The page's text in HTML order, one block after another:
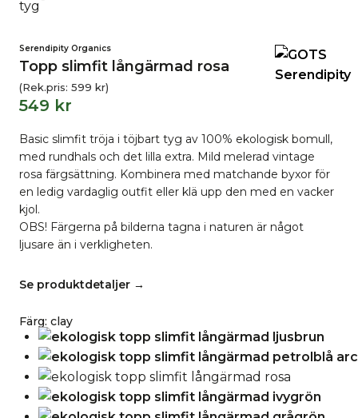
Serendipity Organics
Topp slimfit långärmad rosa
(Rek.pris: 599 kr)
549 kr
Basic slimfit tröja i töjbart tyg av 100% ekologisk bomull,
med rundhals och det lilla extra. Mild melerad vintage
rosa färgsättning. Kombinera med matchande byxor för
en ledig vardaglig outfit eller klä upp den med en vacker
kjol.
OBS! Färgerna på bilderna tagna i naturen är något
ljusare än i verkligheten.
Se produktdetaljer →
Färg: clay